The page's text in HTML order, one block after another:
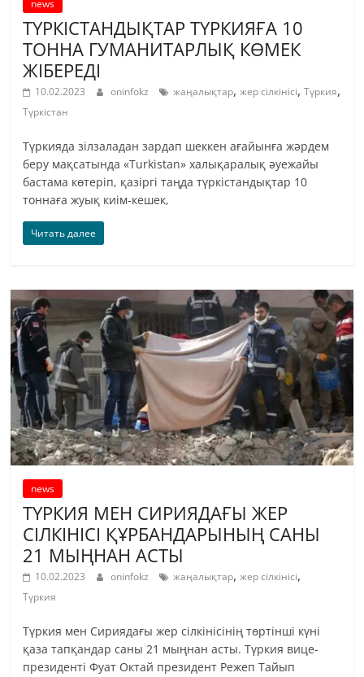
news
ТҮРКІСТАНДЫҚТАР ТҮРКИЯҒА 10
ТОННА ГУМАНИТАРЛЫҚ КӨМЕК
ЖІБЕРЕДІ
10.02.2023 oninfokz жаңалықтар,жер сілкінісі,Түркия,
Түркістан
Түркияда зілзаладан зардап шеккен ағайынға жәрдем
беру мақсатында «Turkistan» халықаралық әуежайы
бастама көтеріп, қазіргі таңда түркістандықтар 10
тоннаға жуық киім-кешек,
Читать далее
news
ТҮРКИЯ МЕН СИРИЯДАҒЫ ЖЕР
СІЛКІНІСІ ҚҰРБАНДАРЫНЫҢ САНЫ
21 МЫҢНАН АСТЫ
10.02.2023 oninfokz жаңалықтар,жер сілкінісі,
Түркия
Түркия мен Сириядағы жер сілкінісінің төртінші күні
қаза тапқандар саны 21 мыңнан асты. Түркия вице-
президенті Фуат Октай президент Режеп Тайып